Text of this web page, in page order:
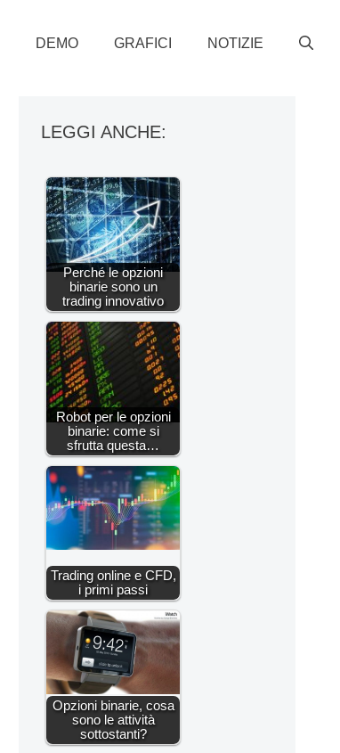
DEMO GRAFICI NOTIZIE
LEGGI ANCHE:
Perché le opzioni
binarie sono un
trading innovativo
Robot per le opzioni
binarie: come si
sfrutta questa…
Trading online e CFD,
i primi passi
Opzioni binarie, cosa
sono le attività
sottostanti?